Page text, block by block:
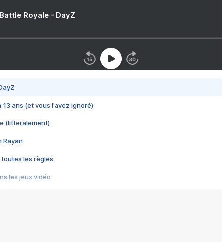
Royale - DayZ
13 ans (et vous l'avez ignoré)
(littéralement)
Rayan
toutes les règles
les jeux vidéo